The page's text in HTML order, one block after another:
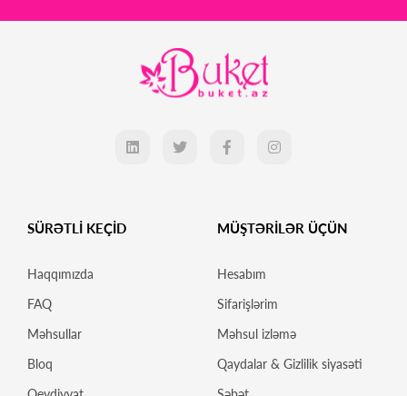
SÜRƏTLİ KEÇİD
Haqqımızda
FAQ
Məhsullar
Bloq
MÜŞTƏRİLƏR ÜÇÜN
Hesabım
Sifarişlərim
Məhsul izləmə
Qaydalar & Gizlilik siyasəti